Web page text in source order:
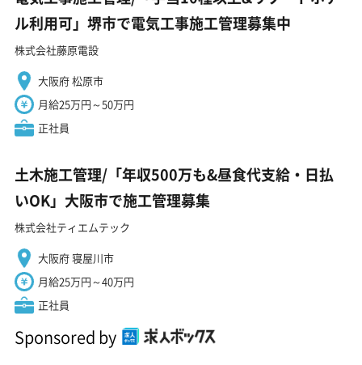
ル利用可」堺市で電気工事施工管理募集中
株式会社藤原電設
大阪府 松原市
月給25万円～50万円
正社員
土木施工管理/「年収500万も&昼食代支給・日払
いOK」大阪市で施工管理募集
株式会社ティエムテック
大阪府 寝屋川市
月給25万円～40万円
正社員
Sponsored by